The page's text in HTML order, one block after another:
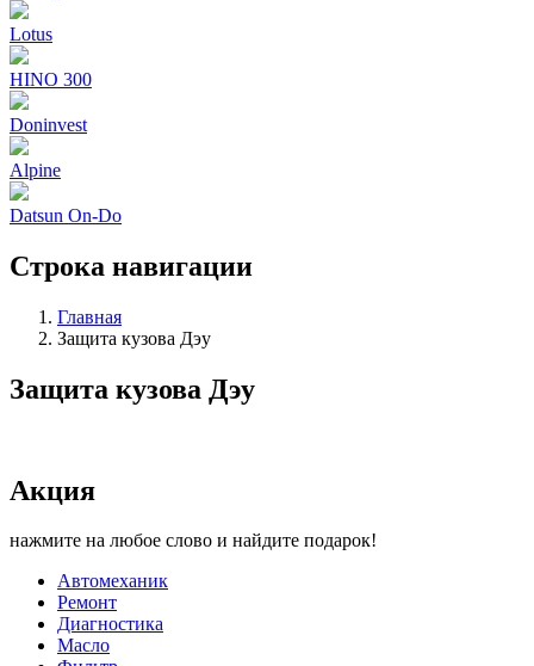
Lotus
HINO 300
Doninvest
Alpine
Datsun On-Do
Строка навигации
Главная
Защита кузова Дэу
Защита кузова Дэу
Акция
нажмите на любое слово и найдите подарок!
Автомеханик
Ремонт
Диагностика
Масло